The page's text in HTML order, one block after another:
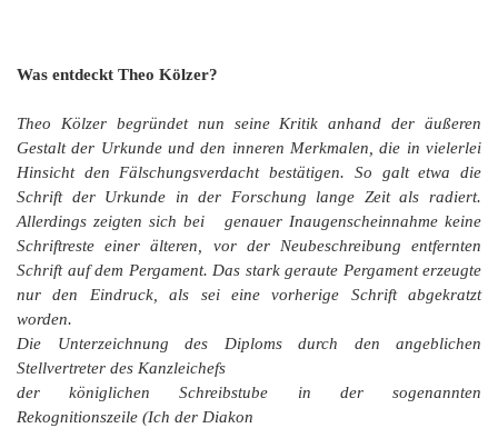
Was entdeckt Theo Kölzer?
Theo Kölzer begründet nun seine Kritik anhand der äußeren
Gestalt der Urkunde und den inneren Merkmalen, die in vielerlei
Hinsicht den Fälschungsverdacht bestätigen. So galt etwa die
Schrift der Urkunde in der Forschung lange Zeit als radiert.
Allerdings zeigten sich bei genauer Inaugenscheinnahme keine
Schriftreste einer älteren, vor der Neubeschreibung entfernten
Schrift auf dem Pergament. Das stark geraute Pergament erzeugte
nur den Eindruck, als sei eine vorherige Schrift abgekratzt
worden.
Die Unterzeichnung des Diploms durch den angeblichen
Stellvertreter des Kanzleichefs
der königlichen Schreibstube in der sogenannten
Rekognitionszeile (Ich der Diakon